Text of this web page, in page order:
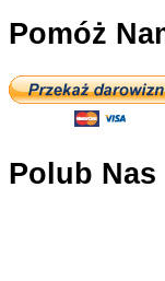
Pomóż
Polub Nas